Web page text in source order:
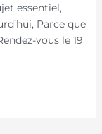
essentiel,
Parce que
vous le 19